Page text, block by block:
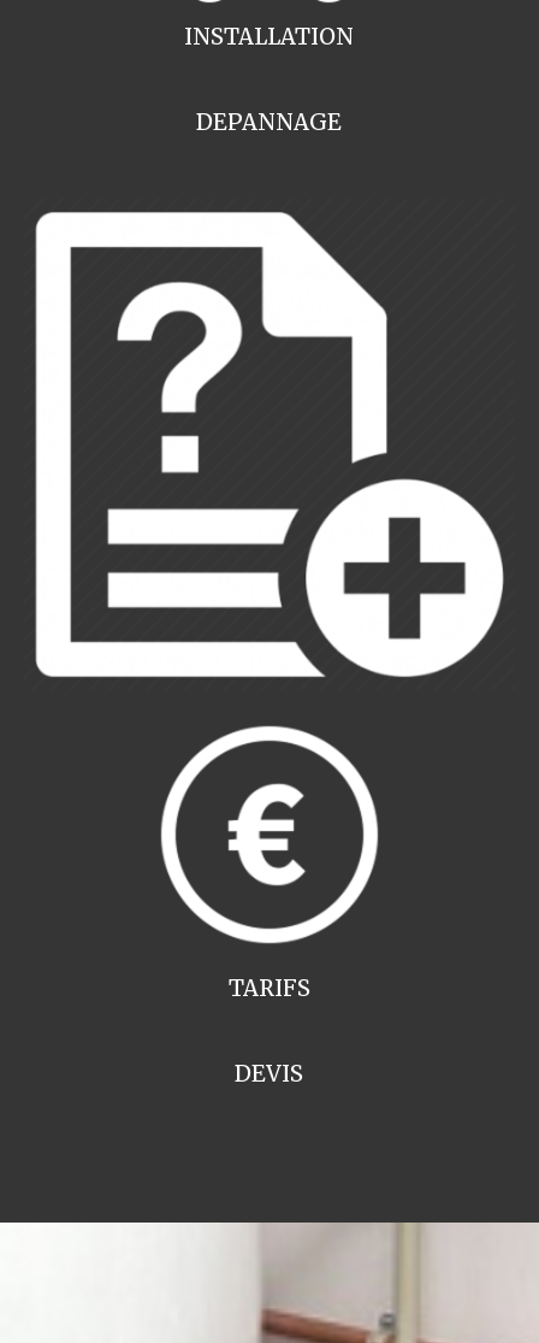
INSTALLATION
DEPANNAGE
TARIFS
DEVIS